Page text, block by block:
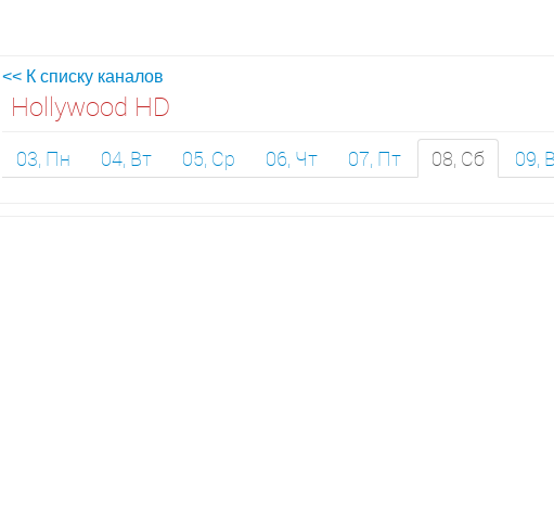
<< К списку каналов
Hollywood HD
03, Пн 04, Вт 05, Ср 06, Чт 07, Пт 08, Сб 09,